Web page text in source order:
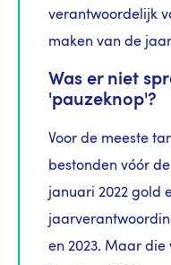
verantwoordelijk
maken van de
Was er niet
'pauzeknop'?
Voor de meeste
bestonden vóór
januari 2022 gold
en 2023. Maar die